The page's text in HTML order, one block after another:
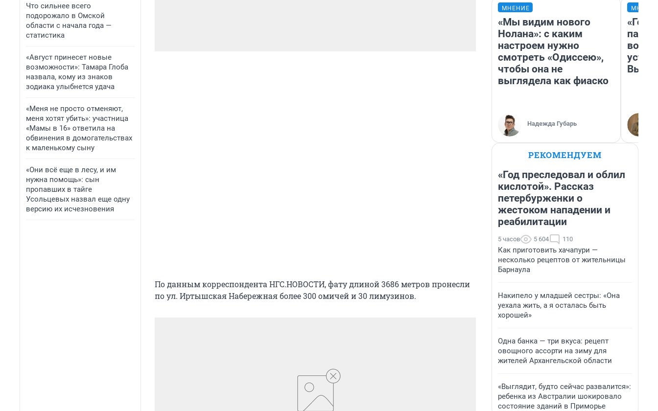
Что сильнее всего
подорожало в Омской
области с начала года —
статистика
«Август принесет новые
возможности»: Тамара Глоба
назвала, кому из знаков
зодиака улыбнется удача
«Меня не просто отменяют,
меня хотят убить»: участница
«Мамы в 16» ответила на
обвинения в домогательствах
к маленькому сыну
«Они всё еще в лесу, и им
нужна помощь»: сын
пропавших в тайге
Усольцевых назвал еще одну
версию их исчезновения
По данным корреспондента НГС.НОВОСТИ, фату длиной 3686 метров пронесли
по ул. Иртышская Набережная более 300 омичей и 30 лимузинов.
МНЕНИЕ
«Мы видим нового
Нолана»: с каким
настроем нужно
смотреть «Одиссею»,
чтобы она не
выглядела как фиаско
Надежда Губарь
РЕКОМЕНДУЕМ
«Год преследовал и облил
кислотой». Рассказ
петербурженки о
жестоком нападении и
реабилитации
5 часов 5 604 110
Как приготовить хачапури —
несколько рецептов от жительницы
Барнаула
Накипело у младшей сестры: «Она
уехала жить, а я осталась быть
хорошей»
Одна банка — три вкуса: рецепт
овощного ассорти на зиму для
жителей Архангельской области
«Выглядит, будто сейчас развалится»:
ребенка из Австралии шокировало
состояние зданий в Приморье